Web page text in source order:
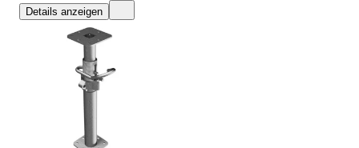
Details anzeigen